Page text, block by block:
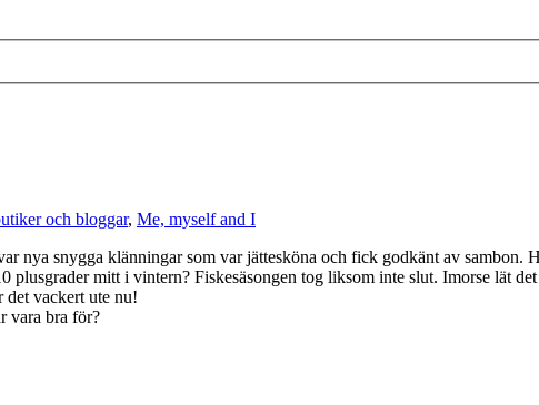
och bloggar, Me, myself and I
nya snygga klänningar som var jättesköna och fick godkänt av
mitt i vintern? Fiskesäsongen tog liksom inte slut. Imorse lät det
det vackert ute nu!
vara bra för?